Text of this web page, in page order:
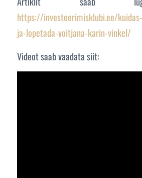
https://investeerimisklubi.ee/
ja-lopetada-voitjana-karin-vinkel/
Videot saab vaadata siit: